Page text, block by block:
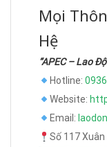
Mọi
Hệ
“APEC – Lao
Hotline:
Website:
Email:
Số 117 Xuân